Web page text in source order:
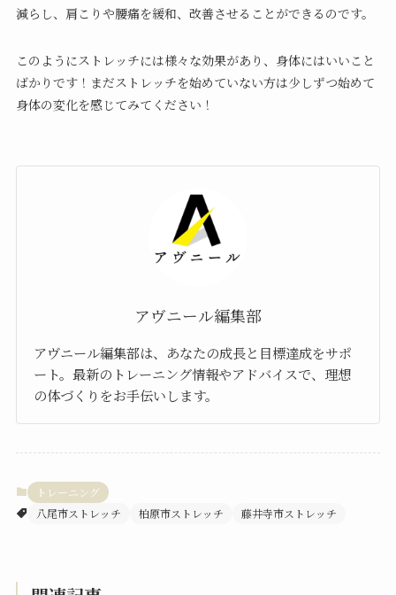
減らし、肩こりや腰痛を緩和、改善させることができるのです。
このようにストレッチには様々な効果があり、身体にはいいこと
ばかりです！まだストレッチを始めていない方は少しずつ始めて
身体の変化を感じてみてください！
アヴニール編集部
アヴニール編集部は、あなたの成長と目標達成をサポ
ート。最新のトレーニング情報やアドバイスで、理想
の体づくりをお手伝いします。
トレーニング
八尾市ストレッチ
柏原市ストレッチ 藤井寺市ストレッチ